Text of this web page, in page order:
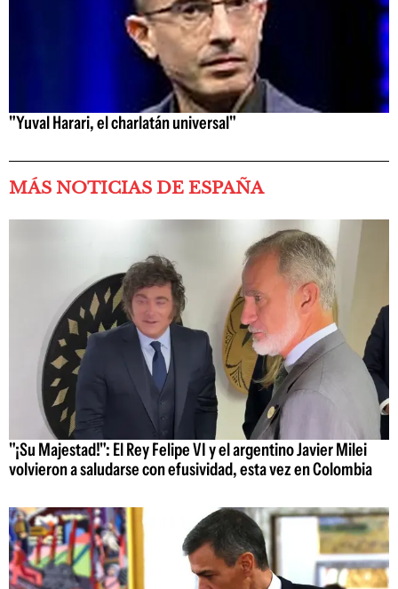
"Yuval Harari, el charlatán universal"
MÁS NOTICIAS DE ESPAÑA
"¡Su Majestad!": El Rey Felipe VI y el argentino Javier Milei
volvieron a saludarse con efusividad, esta vez en Colombia